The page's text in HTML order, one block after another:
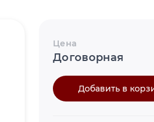
Цена
Договорная
Добавить в